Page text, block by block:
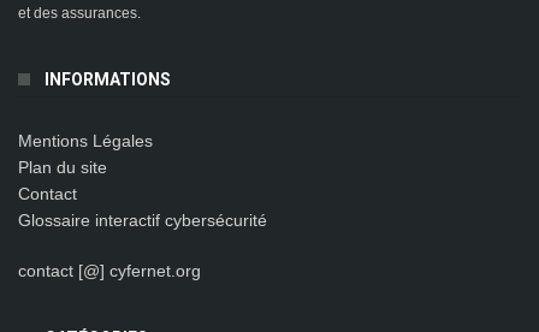
et des assurances.
INFORMATIONS
Mentions Légales
Plan du site
Contact
Glossaire interactif cybersécurité
contact [@] cyfernet.org